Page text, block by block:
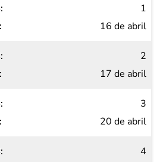
1
16 de abril
2
17 de abril
3
20 de abril
4